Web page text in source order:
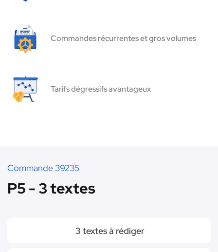
Commandes récurrentes et gros volumes
Tarifs dégressifs avantageux
Commande 39235
P5 - 3 textes
3 textes à rédiger